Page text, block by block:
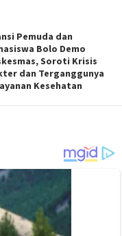
Pemuda dan
Bolo Demo
Soroti Krisis
dan Terganggunya
Kesehatan